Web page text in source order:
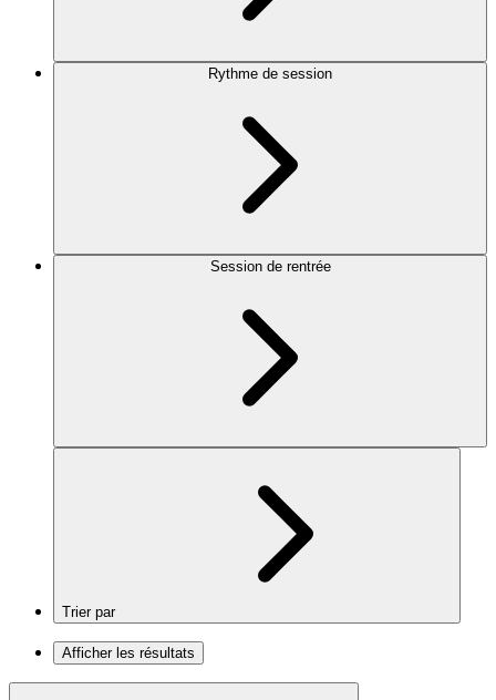
Rythme de session
Session de rentrée
Trier par
Afficher les résultats